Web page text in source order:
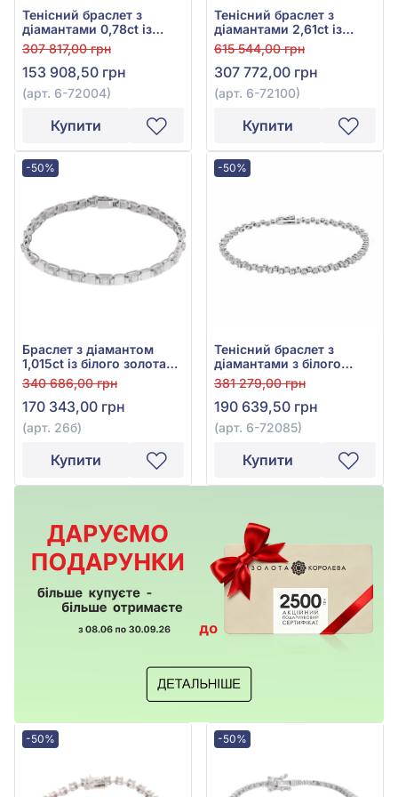
Тенісний браслет з
діамантами 0,78ct із
білого золота 585°, арт.
6-72004
307 817,00 грн
153 908,50 грн
(арт. 6-72004)
Купити
Тенісний браслет з
діамантами 2,61ct із
білого золота 585°, арт.
6-72100
615 544,00 грн
307 772,00 грн
(арт. 6-72100)
Купити
-50%
Браслет з діамантом
1,015ct із білого золота
585°, арт. 26б
340 686,00 грн
170 343,00 грн
(арт. 26б)
Купити
-50%
Тенісний браслет з
діамантами з білого
золота 585°, Діамант
1,82ct, арт. 6-72085
381 279,00 грн
190 639,50 грн
(арт. 6-72085)
Купити
-50% -50%